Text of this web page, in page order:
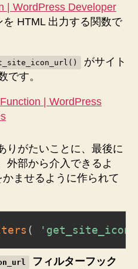
| WordPress Developer
を HTML 出力する関数で
がサイト
です。
| WordPress
りがたいことに、最後に
外部から介入できるよ
ませるように作られて
(
フィルターフック